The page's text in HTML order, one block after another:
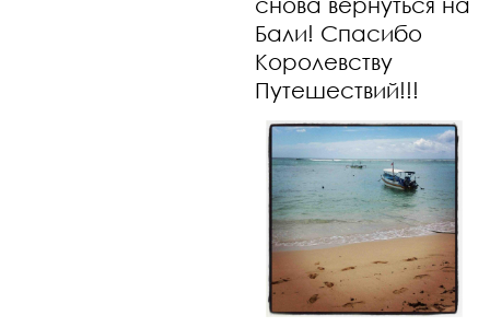
Бали! Спасибо
Королевству
Путешествий!!!